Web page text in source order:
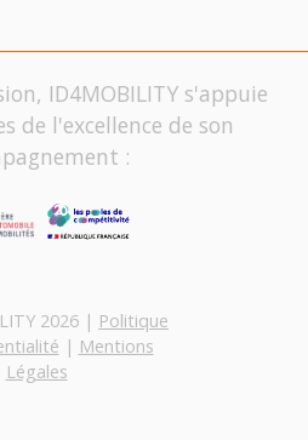
ID4MOBILITY s'appuie
de l'excellence de son
:
2026 | Politique
| Mentions
Légales